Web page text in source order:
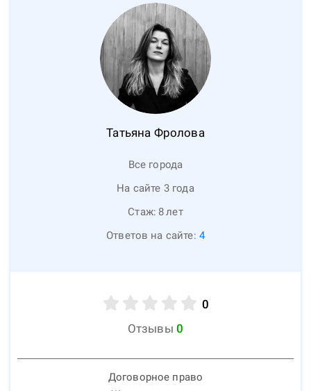
Татьяна Фролова
Все города
На сайте 3 года
Стаж: 8лет
Ответов на сайте: 4
0
Отзывы 0
Договорное право